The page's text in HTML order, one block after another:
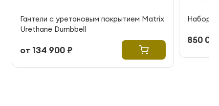
Гантели с уретановым покрытием Matrix
Urethane Dumbbell
от 134 900 ₽
Набор
850